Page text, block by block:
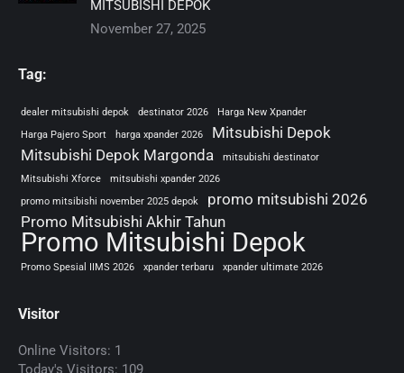
MITSUBISHI DEPOK
November 27, 2025
Tag:
dealer mitsubishi depok destinator 2026
Harga New Xpander
Harga Pajero Sport
harga xpander 2026
Mitsubishi Depok
Mitsubishi Depok Margonda
mitsubishi destinator
Mitsubishi Xforce
mitsubishi xpander 2026
promo mitsibishi november 2025 depok
promo mitsubishi 2026
Promo Mitsubishi Akhir Tahun
Promo Mitsubishi Depok
Promo Spesial IIMS 2026 xpander terbaru xpander ultimate 2026
Visitor
Online Visitors: 1
Today's Visitors: 109